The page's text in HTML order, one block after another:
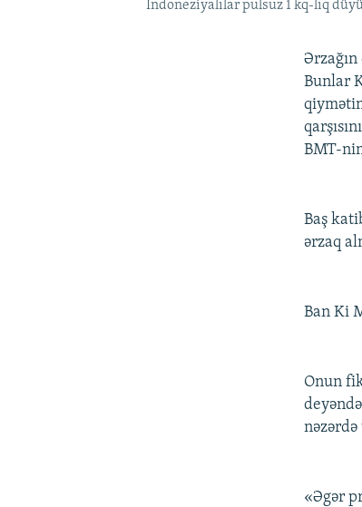
İndoneziyalılar pulsuz 1 kq-lıq
Bunlar
BMT-
Baş
ərzaq
Ban Ki
Onun
«Əgər